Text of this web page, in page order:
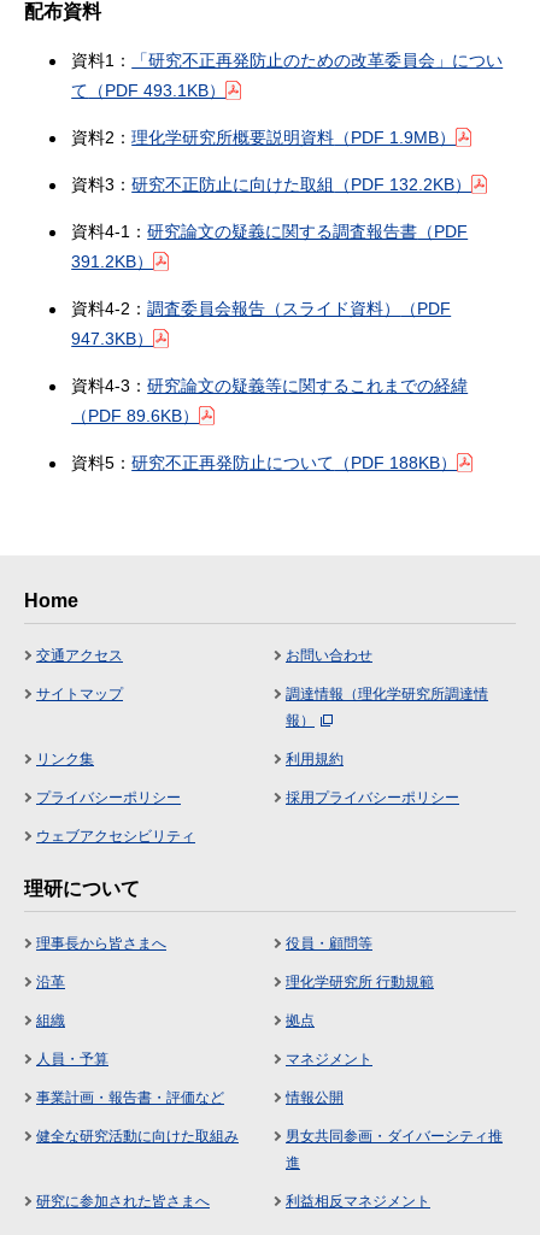
配布資料
資料1：
「研究不正再発防止のための改革委員会」につい
て （PDF 493.1KB）
資料2：理化学研究所概要説明資料 （PDF 1.9MB）
資料3：研究不正防止に向けた取組 （PDF 132.2KB）
資料4-1：研究論文の疑義に関する調査報告書 （PDF
391.2KB）
資料4-2：調査委員会報告（スライド資料）
（PDF
947.3KB）
資料4-3：研究論文の疑義等に関するこれまでの経緯
（PDF 89.6KB）
資料5：研究不正再発防止について （PDF 188KB）
Home
交通アクセス お問い合わせ
サイトマップ
調達情報（理化学研究所調達情
報）
リンク集 利用規約
プライバシーポリシー 採用プライバシーポリシー
ウェブアクセシビリティ
理研について
理事長から皆さまへ 役員・顧問等
沿革 理化学研究所 行動規範
組織 拠点
人員・予算 マネジメント
事業計画・報告書・評価など 情報公開
健全な研究活動に向けた取組み
男女共同参画・ダイバーシティ推
進
研究に参加された皆さまへ 利益相反マネジメント